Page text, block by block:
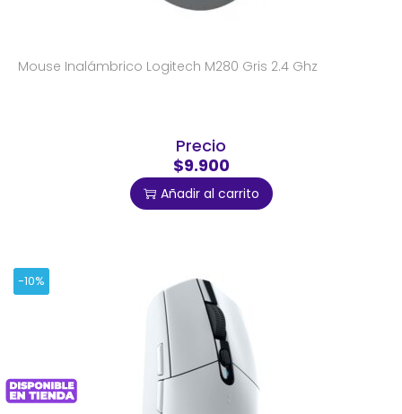
Mouse Inalámbrico Logitech M280 Gris 2.4 Ghz
Precio
$9.900
Añadir al carrito
-10%